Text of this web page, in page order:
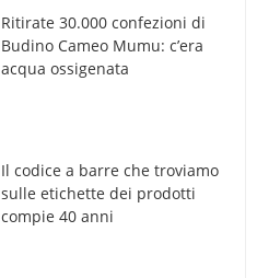
Ritirate 30.000 confezioni di
Budino Cameo Mumu: c’era
acqua ossigenata
Il codice a barre che troviamo
sulle etichette dei prodotti
compie 40 anni